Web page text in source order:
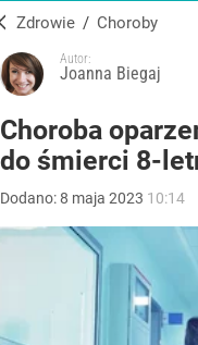
Zdrowie / Choroby
Autor:
Joanna Biegaj
Choroba
do śmierci 8-
Dodano:8 maja 2023 10:14